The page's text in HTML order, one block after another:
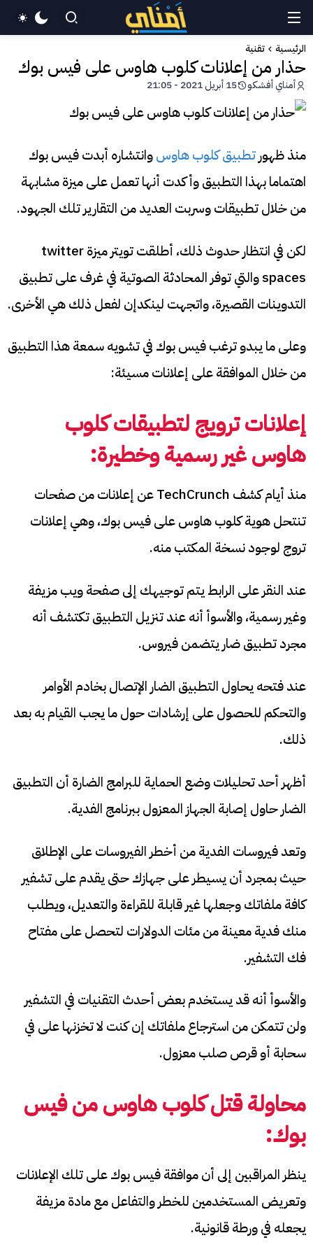
الرئيسية تقنية
حذار من إعلانات كلوب هاوس على فيس بوك
أمناي أفشكو 15 أبريل 2021 - 21:05
منذ ظهور تطبيق كلوب هاوسوانتشاره أبدت فيس بوك
اهتماما بهذا التطبيق وأكدت أنها تعمل على ميزة مشابهة
من خلال تطبيقات وسربت العديد من التقارير تلك الجهود.
لكن في انتظار حدوث ذلك، أطلقت تويتر ميزة twitter
spaces والتي توفر المحادثة الصوتية في غرف على تطبيق
التدوينات القصيرة، واتجهت لينكدإن لفعل ذلك هي الأخرى.
وعلى ما يبدو ترغب فيس بوك في تشويه سمعة هذا التطبيق
من خلال الموافقة على إعلانات مسيئة:
إعلانات ترويج لتطبيقات كلوب
هاوس غير رسمية وخطيرة:
منذ أيام كشف TechCrunch عن إعلانات من صفحات
تنتحل هوية كلوب هاوس على فيس بوك، وهي إعلانات
تروج لوجود نسخة المكتب منه.
عند النقر على الرابط يتم توجيهك إلى صفحة ويب مزيفة
وغير رسمية، والأسوأ أنه عند تنزيل التطبيق تكتشف أنه
مجرد تطبيق ضار يتضمن فيروس.
عند فتحه يحاول التطبيق الضار الإتصال بخادم الأوامر
والتحكم للحصول على إرشادات حول ما يجب القيام به بعد
ذلك.
أظهر أحد تحليلات وضع الحماية للبرامج الضارة أن التطبيق
الضار حاول إصابة الجهاز المعزول ببرنامج الفدية.
وتعد فيروسات الفدية من أخطر الفيروسات على الإطلاق
حيث بمجرد أن يسيطر على جهازك حتى يقدم على تشفير
كافة ملفاتك وجعلها غير قابلة للقراءة والتعديل، ويطلب
منك فدية معينة من مئات الدولارات لتحصل على مفتاح
فك التشفير.
والأسوأ أنه قد يستخدم بعض أحدث التقنيات في التشفير
ولن تتمكن من استرجاع ملفاتك إن كنت لا تخزنها على في
سحابة أو قرص صلب معزول.
محاولة قتل كلوب هاوس من فيس
بوك:
ينظر المراقبين إلى أن موافقة فيس بوك على تلك الإعلانات
وتعريض المستخدمين للخطر والتفاعل مع مادة مزيفة
يجعله في ورطة قانونية.